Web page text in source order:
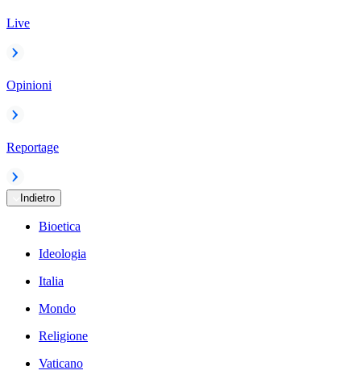
Live
Opinioni
Reportage
Indietro
Bioetica
Ideologia
Italia
Mondo
Religione
Vaticano